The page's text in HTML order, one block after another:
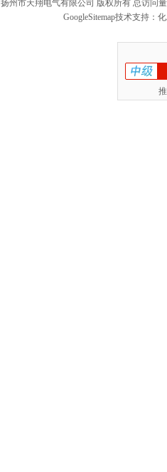
扬州市天翔电气有限公司 版权所有 总访问
GoogleSitemap技术支持：